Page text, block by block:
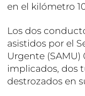
en el kilómetro
Los dos
asistidos por el
Urgente (SAMU)
implicados, dos
destrozados en